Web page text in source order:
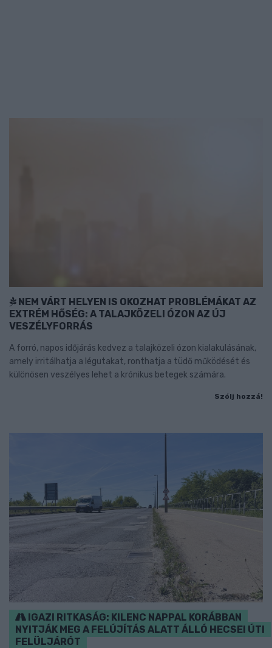
NEM VÁRT HELYEN IS OKOZHAT PROBLÉMÁKAT AZ
EXTRÉM HŐSÉG: A TALAJKÖZELI ÓZON AZ ÚJ
VESZÉLYFORRÁS
A forró, napos időjárás kedvez a talajközeli ózon kialakulásának,
amely irritálhatja a légutakat, ronthatja a tüdő működését és
különösen veszélyes lehet a krónikus betegek számára.
Szólj hozzá!
IGAZI RITKASÁG: KILENC NAPPAL KORÁBBAN
NYITJÁK MEG A FELÚJÍTÁS ALATT ÁLLÓ HECSEI ÚTI
FELÜLJÁRÓT